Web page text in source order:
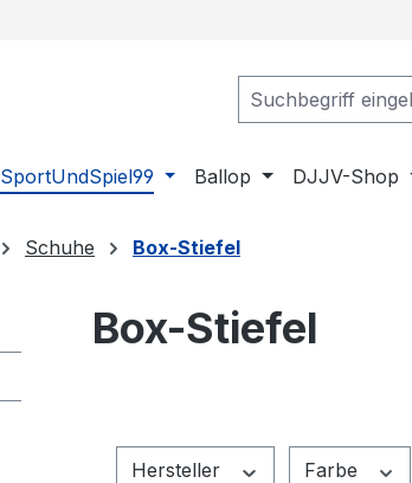
SportUndSpiel99 Ballop DJJV-Shop
Schuhe Box-Stiefel
Box-Stiefel
Hersteller Farbe